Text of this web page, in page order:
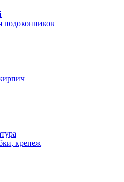
подоконников
крепеж